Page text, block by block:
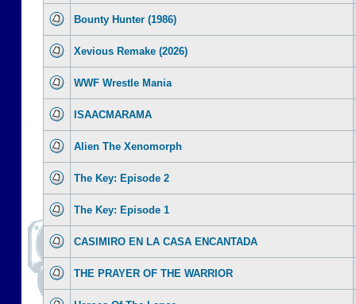
Bounty Hunter (1986)
Xevious Remake (2026)
WWF Wrestle Mania
ISAACMARAMA
Alien The Xenomorph
The Key: Episode 2
The Key: Episode 1
CASIMIRO EN LA CASA ENCANTADA
THE PRAYER OF THE WARRIOR